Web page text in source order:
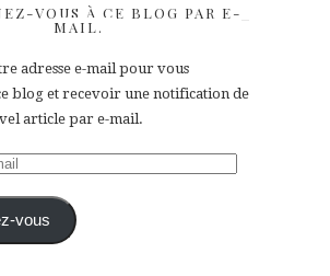
VOUS À CE BLOG PAR E-
MAIL.
adresse e-mail pour vous
blog et recevoir une notification de
article par e-mail.
vous